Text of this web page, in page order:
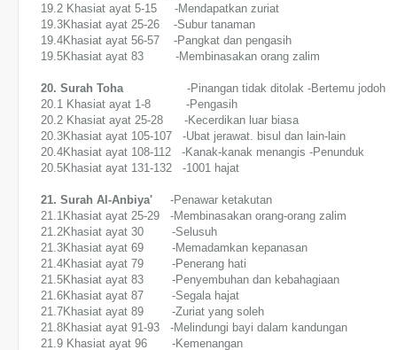
19.2 Khasiat ayat 5-15 -Mendapatkan zuriat
19.3Khasiat ayat 25-26 -Subur tanaman
19.4Khasiat ayat 56-57 -Pangkat dan pengasih
19.5Khasiat ayat 83 -Membinasakan orang zalim
20. Surah Toha
-Pinangan tidak ditolak -Bertemu jodoh
20.1 Khasiat ayat 1-8 -Pengasih
20.2 Khasiat ayat 25-28 -Kecerdikan luar biasa
20.3Khasiat ayat 105-107 -Ubat jerawat. bisul dan lain-lain
20.4Khasiat ayat 108-112 -Kanak-kanak menangis -Penunduk
20.5Khasiat ayat 131-132 -1001 hajat
21. Surah Al-Anbiya'
-Penawar ketakutan
21.1Khasiat ayat 25-29 -Membinasakan orang-orang zalim
21.2Khasiat ayat 30 -Selusuh
21.3Khasiat ayat 69 -Memadamkan kepanasan
21.4Khasiat ayat 79 -Penerang hati
21.5Khasiat ayat 83 -Penyembuhan dan kebahagiaan
21.6Khasiat ayat 87 -Segala hajat
21.7Khasiat ayat 89 -Zuriat yang soleh
21.8Khasiat ayat 91-93 -Melindungi bayi dalam kandungan
21.9 Khasiat ayat 96 -Kemenangan